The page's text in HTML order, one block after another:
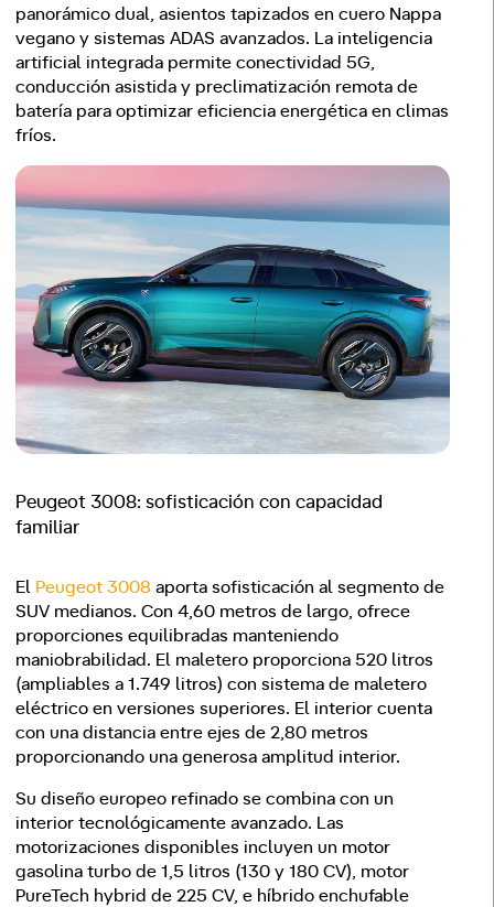
panorámico dual, asientos tapizados en cuero Nappa
vegano y sistemas ADAS avanzados. La inteligencia
artificial integrada permite conectividad 5G,
conducción asistida y preclimatización remota de
batería para optimizar eficiencia energética en climas
fríos.
Peugeot 3008: sofisticación con capacidad
familiar
El Peugeot 3008 aporta sofisticación al segmento de
SUV medianos. Con 4,60 metros de largo, ofrece
proporciones equilibradas manteniendo
maniobrabilidad. El maletero proporciona 520 litros
(ampliables a 1.749 litros) con sistema de maletero
eléctrico en versiones superiores. El interior cuenta
con una distancia entre ejes de 2,80 metros
proporcionando una generosa amplitud interior.
Su diseño europeo refinado se combina con un
interior tecnológicamente avanzado. Las
motorizaciones disponibles incluyen un motor
gasolina turbo de 1,5 litros (130 y 180 CV), motor
PureTech hybrid de 225 CV, e híbrido enchufable